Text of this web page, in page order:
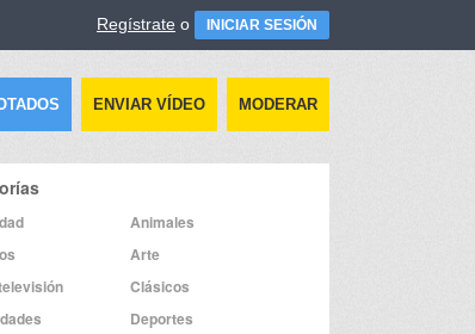
Regístrate o INICIAR SESIÓN
ENVIAR VÍDEO MODERAR
Animales
Arte
Clásicos
Deportes